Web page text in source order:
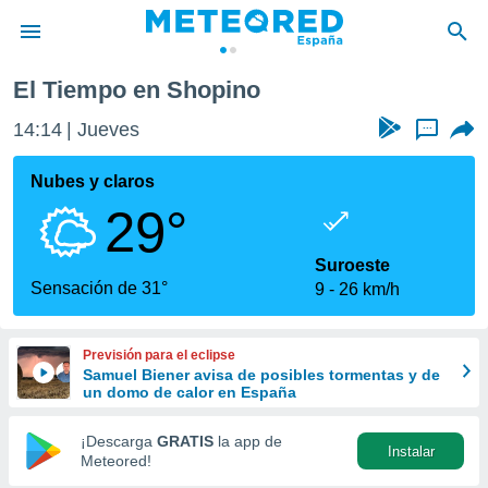
de
por
que se
calidad.
a este
las
y
forma
digital
basada
El Tiempo en Shopino
14:14 Jueves ...
Nubes y claros
29°
Sensación de 31°
Suroeste
9
26 km/h
Previsión para el eclipse
Samuel Biener avisa de posibles tormentas y de
un domo de calor en España
¡Descarga GRATIS la app de
Meteored!
Instalar